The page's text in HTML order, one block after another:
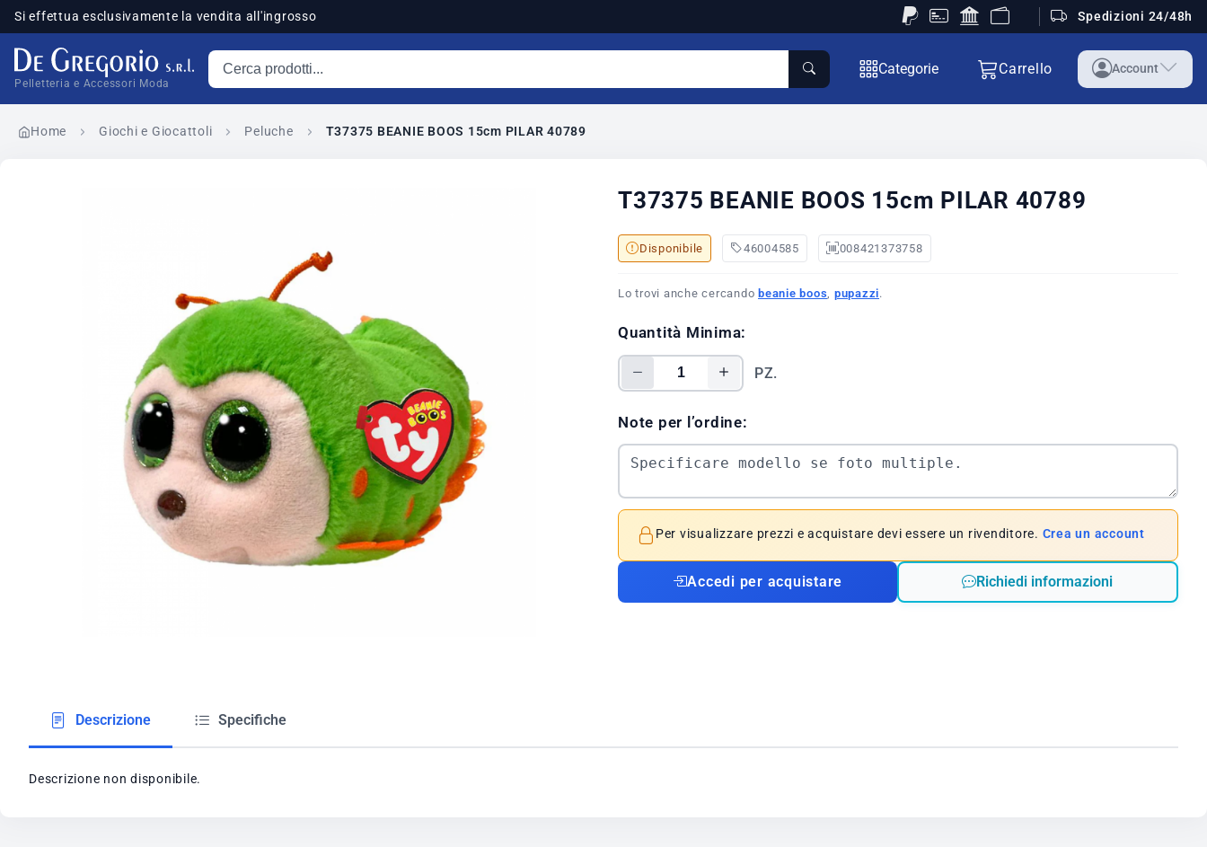
Si effettua esclusivamente la vendita all'ingrosso Spedizioni 24/48h
Pelletteria e Accessori Moda
Cerca prodotti
Categorie Carrello Account
Home Giochi e Giocattoli Peluche T37375 BEANIE BOOS 15cm PILAR 40789
T37375 BEANIE BOOS 15cm PILAR 40789
Disponibile 46004585 008421373758
Lo trovi anche cercando beanie boos pupazzi.
Quantità Minima:
PZ.
Note per l’ordine:
Per visualizzare prezzi e acquistare devi essere un rivenditore. Crea un account
Accedi per acquistare Richiedi informazioni
Descrizione Specifiche
Descrizione non disponibile.